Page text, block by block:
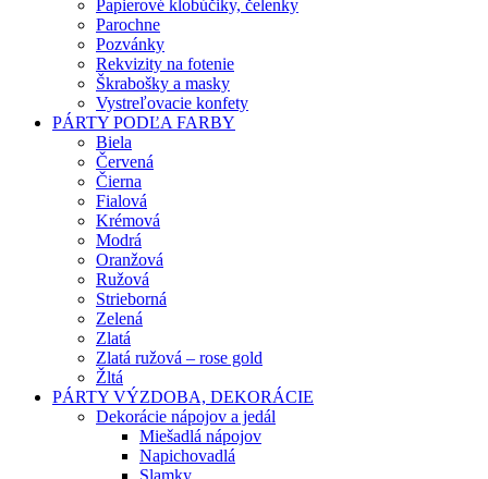
Papierové klobúčiky, čelenky
Parochne
Pozvánky
Rekvizity na fotenie
Škrabošky a masky
Vystreľovacie konfety
PÁRTY PODĽA FARBY
Biela
Červená
Čierna
Fialová
Krémová
Modrá
Oranžová
Ružová
Strieborná
Zelená
Zlatá
Zlatá ružová – rose gold
Žltá
PÁRTY VÝZDOBA, DEKORÁCIE
Dekorácie nápojov a jedál
Miešadlá nápojov
Napichovadlá
Slamky